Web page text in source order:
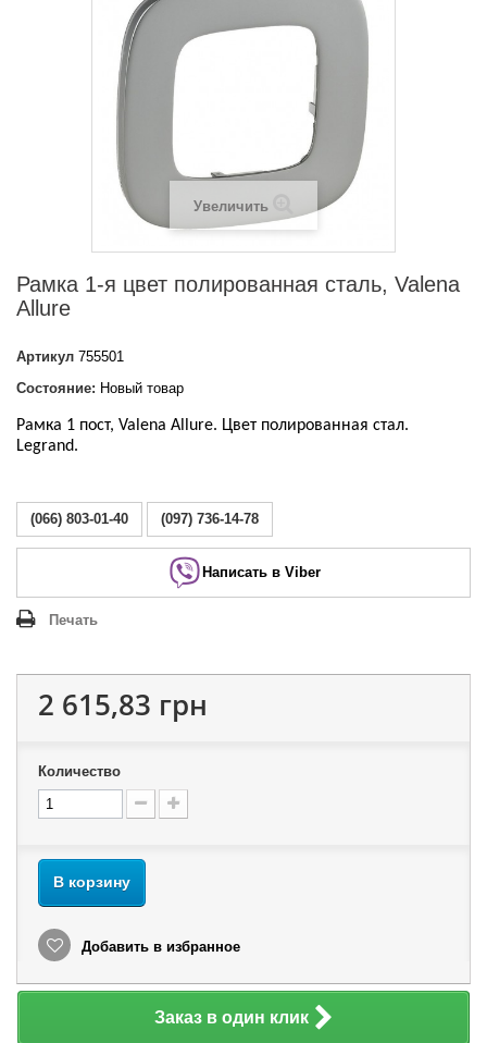
Увеличить
Рамка 1-я цвет полированная сталь, Valena
Allure
Артикул 755501
Состояние: Новый товар
Рамка 1 пост, Valena Allure. Цвет полированная стал.
Legrand.
(066) 803-01-40 (097) 736-14-78
Написать в Viber
Печать
2 615,83 грн
Количество
В корзину
Добавить в избранное
Заказ в один клик